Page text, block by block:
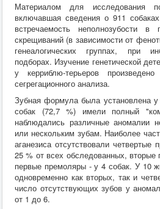
Материалом для исследования
включавшая сведения о 911
встречаемость неполнозубости в
скрещиваний (в зависимости от
генеалогических группах, при
подборах. Изучение генетической
у керриблю-терьеров
сегрегационного анализа.
Зубная формула была установлена
собак (72,7 %) имели полный
наблюдались различные аномалии
или нескольким зубам. Наиболее
аганезиса отсутствовали
25 % от всех обследованных,
первые премоляры - у 4 собак. У 10
одновременно как вторых, так и
число отсутствующих зубов у
от 1 до 6.